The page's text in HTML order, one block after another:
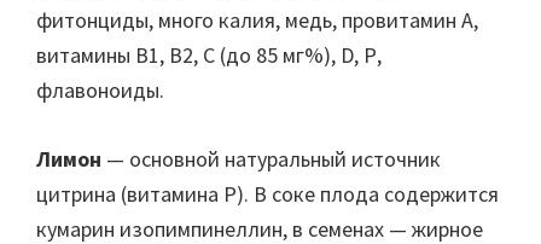
фитонциды, много калия, медь, провитамин А,
витамины В1, В2, С (до 85 мг%), D, Р,
флавоноиды.
Лимон — основной натуральный источник
цитрина (витамина Р). В соке плода содержится
кумарин изопимпинеллин, в семенах — жирное